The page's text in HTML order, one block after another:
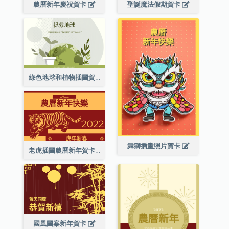
農曆新年慶祝賀卡 聖誕魔法假期賀卡
綠色地球和植物插圖賀卡
舞獅插畫照片賀卡
老虎插圖農曆新年賀卡
國風圖案新年賀卡